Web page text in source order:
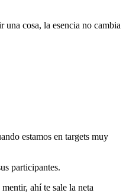
una cosa, la esencia no cambia
estamos en targets muy
participantes.
ahí te sale la neta